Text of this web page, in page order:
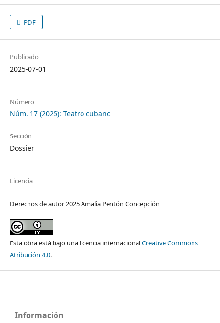
PDF
Publicado
2025-07-01
Número
Núm. 17 (2025): Teatro cubano
Sección
Dossier
Licencia
Derechos de autor 2025 Amalia Pentón Concepción
Esta obra está bajo una licencia internacionalCreative Commons
Atribución 4.0.
Información